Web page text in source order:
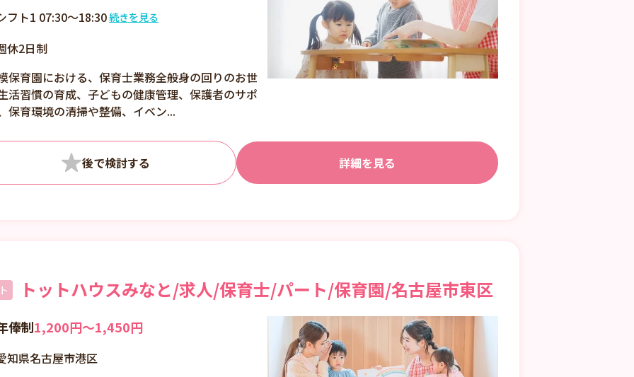
フト1 07:30～18:30
間
フト制
続きを見る
休2日制
保育園における、保育士業務全般身の回りのお世
活習慣の育成、子どもの健康管理、保護者のサポ
保育環境の清掃や整備、イベン...
詳細を見る
トットハウスみなと/求人/保育士/パート/保育園/名古屋市東区
俸制1,200円〜1,450円
知県名古屋市港区